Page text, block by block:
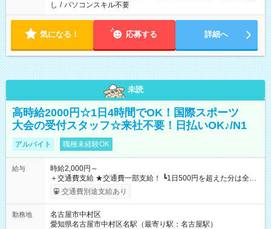
し / パソコンスキル不要
気になる！ 応募する 詳細へ
未読
高時給2000円☆1日4時間でOK！国際スポーツ
大会の受付スタッフ☆来社不要！日払いOK♪/N1
アルバイト 職種未経験OK
給与
時給2,000円～
＋交通費支給 ★交通費一部支給！ ┗1日500円を超えた分は全額
支給！ ※往復500円以内の方は自己負担となります ★日払い
OK！（規定あり） ┗働いたその日に現金GET♪ お仕事後はコン
期間なし
交通費別途支給あり
勤務地
名古屋市中村区
愛知県名古屋市中村区名駅（最寄り駅：名古屋駅）